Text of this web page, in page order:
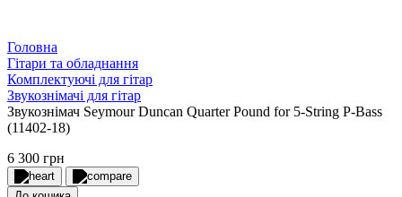
Головна
Гітари та обладнання
Комплектуючі для гітар
Звукознімачі для гітар
Звукознімач Seymour Duncan Quarter Pound for 5-String P-Bass
(11402-18)
6 300 грн